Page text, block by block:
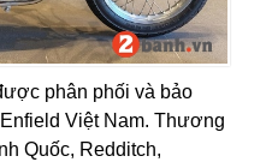
phân phối và bảo
Việt Nam. Thương
Quốc, Redditch,